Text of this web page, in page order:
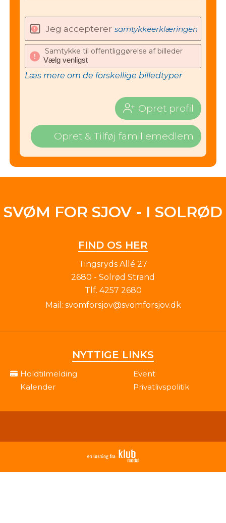
Jeg accepterer samtykkeerklæringen
Samtykke til offentliggørelse af billeder
Læs mere om de forskellige billedtyper
Opret profil
Opret & Tilføj familiemedlem
SVØM FOR SJOV - I SOLRØD
FIND OS HER
Tingsryds Allé 27
2680 - Solrød Strand
Tlf. 4257 2680
Mail: svomforsjov@svomforsjov.dk
NYTTIGE LINKS
Holdtilmelding
Event
Kalender
Privatlivspolitik